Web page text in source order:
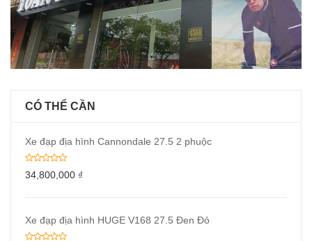
CÓ THỂ CẦN
Xe đạp địa hình Cannondale 27.5 2 phuộc
34,800,000 ₫
Xe đạp địa hình HUGE V168 27.5 Đen Đỏ